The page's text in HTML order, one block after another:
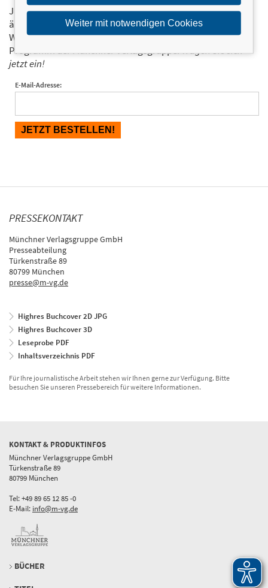
Ja, ich will über interessante Neuerscheinungen und
ähnliche Produkte informiert werden.
Wir halten Sie per E-Mail auf dem aktuellen Stand über das
Programm der Münchner Verlagsgruppe.Tragen Sie sich
jetzt ein!
E-Mail-Adresse:
PRESSEKONTAKT
Münchner Verlagsgruppe GmbH
Presseabteilung
Türkenstraße 89
80799 München
presse@m-vg.de
Highres Buchcover 2D JPG
Highres Buchcover 3D
Leseprobe PDF
Inhaltsverzeichnis PDF
Für Ihre journalistische Arbeit stehen wir Ihnen gerne zur Verfügung. Bitte
besuchen Sie unseren Pressebereich für weitere Informationen.
KONTAKT & PRODUKTINFOS
Münchner Verlagsgruppe GmbH
Türkenstraße 89
80799 München
Tel: +49 89 65 12 85 -0
E-Mail: info@m-vg.de
BÜCHER
Weiter mit notwendigen Cookies